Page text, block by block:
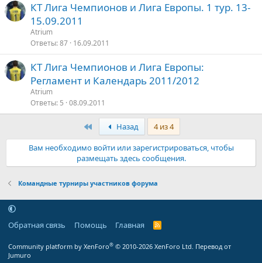
КТ Лига Чемпионов и Лига Европы. 1 тур. 13-
15.09.2011
Atrium
Ответы 87 16.09.2011
КТ Лига Чемпионов и Лига Европы:
Регламент и Календарь 2011/2012
Atrium
Ответы 5 08.09.2011
ПервыйНазад
4 из 4
Вам необходимо войти или зарегистрироваться, чтобы
размещать здесь сообщения.
Командные турниры участников форума
Обратная связь Помощь Главная
R
Community platform by XenForo® © 2010-2026 XenForo Ltd. Перевод от
Jumuro